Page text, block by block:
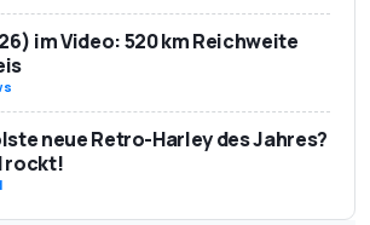
im Video: 520 km Reichweite
neue Retro-Harley des Jahres?
rockt!